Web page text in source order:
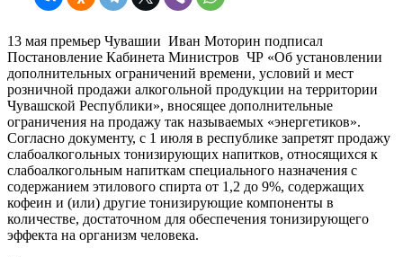
13 мая премьер Чувашии Иван Моторин подписал
Постановление Кабинета Министров ЧР «Об установлении
дополнительных ограничений времени, условий и мест
розничной продажи алкогольной продукции на территории
Чувашской Республики», вносящее дополнительные
ограничения на продажу так называемых «энергетиков».
Согласно документу, с 1 июля в республике запретят продажу
слабоалкогольных тонизирующих напитков, относящихся к
слабоалкогольным напиткам специального назначения с
содержанием этилового спирта от 1,2 до 9%, содержащих
кофеин и (или) другие тонизирующие компоненты в
количестве, достаточном для обеспечения тонизирующего
эффекта на организм человека.